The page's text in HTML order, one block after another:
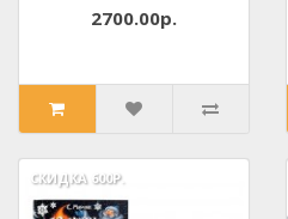
2700.00р.
СКИДКА 600Р.